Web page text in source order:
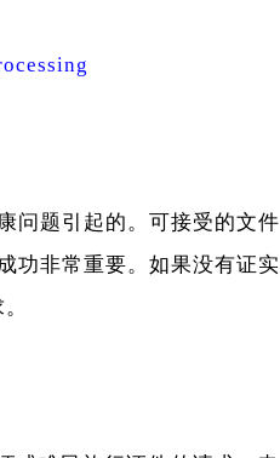
问题引起的。可接受的文件
功非常重要。如果没有证实